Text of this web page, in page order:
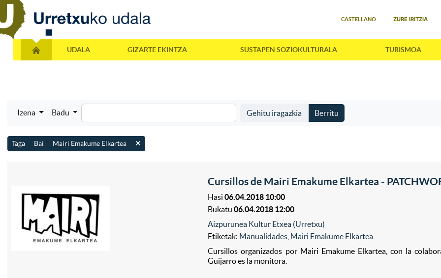
CASTELLANO ZURE IRITZIA
UDALA GIZARTE EKINTZA SUSTAPEN SOZIOKULTURALA TURISMOA
Izena Badu Gehitu iragazkia Berritu
Taga Bai Mairi Emakume Elkartea
Cursillos de Mairi Emakume Elkartea -
Hasi06.04.2018 10:00
Bukatu06.04.2018 12:00
Aizpurunea Kultur Etxea (Urretxu)
Etiketak: Manualidades Mairi Emakume Elkartea
Cursillos organizados por Mairi Emakume Elkartea, con la
Guijarro es la monitora.